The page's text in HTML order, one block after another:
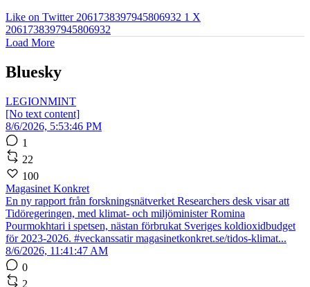
Like on Twitter 2061738397945806932 1 X
2061738397945806932
Load More
Bluesky
LEGIONMINT
[No text content]
8/6/2026, 5:53:46 PM
1
22
100
Magasinet Konkret
En ny rapport från forskningsnätverket Researchers desk visar att
Tidöregeringen, med klimat- och miljöminister Romina
Pourmokhtari i spetsen, nästan förbrukat Sveriges koldioxidbudget
för 2023-2026. #veckanssatir magasinetkonkret.se/tidos-klimat...
8/6/2026, 11:41:47 AM
0
2